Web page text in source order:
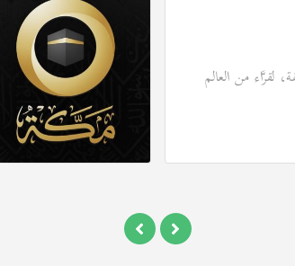
لقرَّاء من العالم